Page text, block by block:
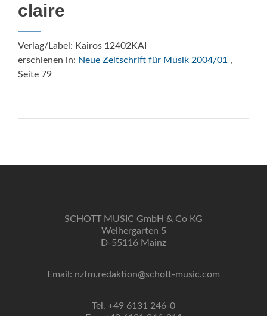
claire
Verlag/Label: Kairos 12402KAI
erschienen in: Neue Zeitschrift für Musik 2004/01 ,
Seite 79
SCHOTT MUSIC GmbH & Co KG
Weihergarten 5
D-55116 Mainz
Email: nzfm.redaktion@schott-music.com
Tel. +49 6131 246-0